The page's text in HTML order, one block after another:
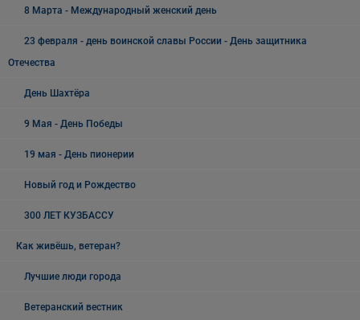
8 Марта - Международный женский день
23 февраля - день воинской славы России - День защитника
Отечества
День Шахтёра
9 Мая - День Победы
19 мая - День пионерии
Новый год и Рождество
300 ЛЕТ КУЗБАССУ
Как живёшь, ветеран?
Лучшие люди города
Ветеранский вестник